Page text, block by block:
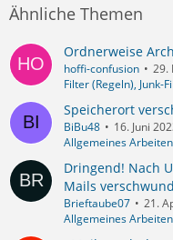
Ähnliche Themen
Ordnerweise
hoffi-confusion
29.
Filter (Regeln), Junk-
Speicherort
BiBu48
16. Juni
Allgemeines
Dringend! Nach
Mails
Brieftaube07
21.
Allgemeines